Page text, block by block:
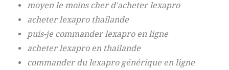
moyen le moins cher d'acheter lexapro
acheter lexapro thaïlande
puis-je commander lexapro en ligne
acheter lexapro en thailande
commander du lexapro générique en ligne